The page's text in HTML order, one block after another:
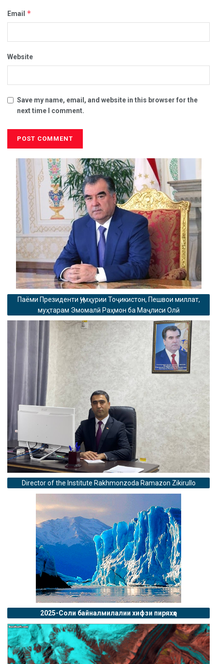
Email *
Website
Save my name, email, and website in this browser for the
next time I comment.
Паёми Президенти Ҷумҳурии Тоҷикистон, Пешвои миллат,
муҳтарам Эмомалӣ Раҳмон ба Маҷлиси Олӣ
Director of the Institute Rakhmonzoda Ramazon Zikirullo
2025-Соли байналмилалии хифзи пиряхҳо